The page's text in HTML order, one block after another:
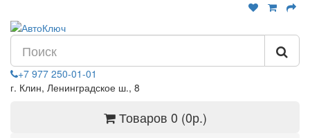
+7 977 250-01-01
г. Клин, Ленинградское ш., 8
Товаров 0 (0р.)